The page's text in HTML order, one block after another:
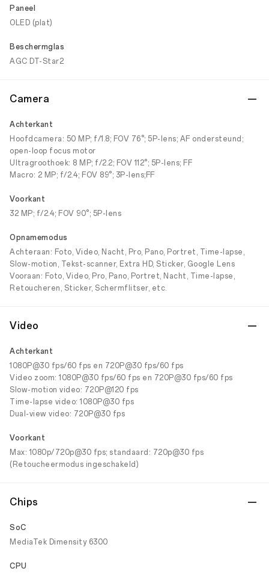
Paneel
OLED (plat)
Beschermglas
AGC DT-Star2
Camera
Achterkant
Hoofdcamera: 50 MP; f/1.8; FOV 76°; 5P-lens; AF ondersteund;
open-loop focus motor
Ultragroothoek: 8 MP; f/2.2; FOV 112°; 5P-lens; FF
Macro: 2 MP; f/2.4; FOV 89°; 3P-lens;FF
Voorkant
32 MP; f/2.4; FOV 90°; 5P-lens
Opnamemodus
Achteraan: Foto, Video, Nacht, Pro, Pano, Portret, Time-lapse,
Slow-motion, Tekst-scanner, Extra HD, Sticker, Google Lens
Vooraan: Foto, Video, Pro, Pano, Portret, Nacht, Time-lapse,
Retoucheren, Sticker, Schermflitser, etc.
Video
Achterkant
1080P@30 fps/60 fps en 720P@30 fps/60 fps
Video zoom: 1080P@30 fps/60 fps en 720P@30 fps/60 fps
Slow-motion video: 720P@120 fps
Time-lapse video: 1080P@30 fps
Dual-view video: 720P@30 fps
Voorkant
Max: 1080p/720p@30 fps; standaard: 720p@30 fps
(Retoucheermodus ingeschakeld)
Chips
SoC
MediaTek Dimensity 6300
CPU